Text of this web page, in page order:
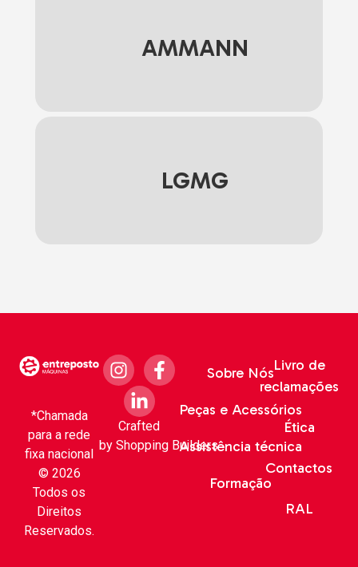
AMMANN
LGMG
*Chamada
para a rede
fixa nacional
© 2026
Todos os
Direitos
Reservados.
Sobre Nós
Peças e Acessórios
Assistência técnica
Formação
Livro de
reclamações
Ética
Contactos
RAL
Crafted
by Shopping Builders